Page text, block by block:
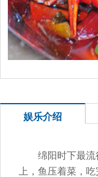
娱乐介绍
绵阳时下最
上，鱼压着菜，